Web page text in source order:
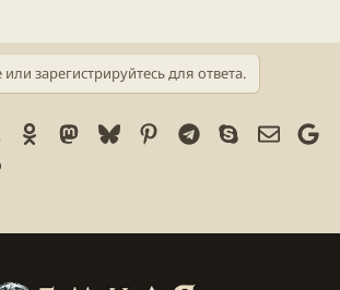
зарегистрируйтесь для ответа.
Vk Ok Mastodon
BlueskyPinterest
Telegram
Skype
Ссылка